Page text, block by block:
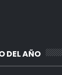
DEL AÑO